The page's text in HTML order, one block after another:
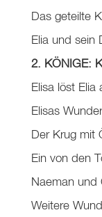
Das geteilte
Elia und sein
2. KÖNIGE:
Elisa löst Elia
Elisas Wunder
Der Krug mit
Ein von den
Naeman und
Weitere